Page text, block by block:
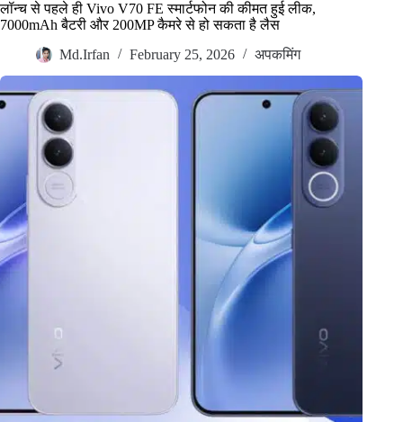
लॉन्च से पहले ही Vivo V70 FE स्मार्टफोन की कीमत हुई लीक,
7000mAh बैटरी और 200MP कैमरे से हो सकता है लैस
Md.Irfan
February 25, 2026 अपकमिंग